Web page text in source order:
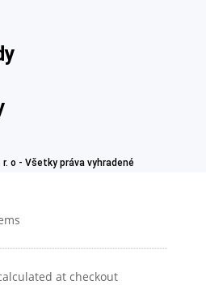
o - Všetky práva vyhradené
at checkout